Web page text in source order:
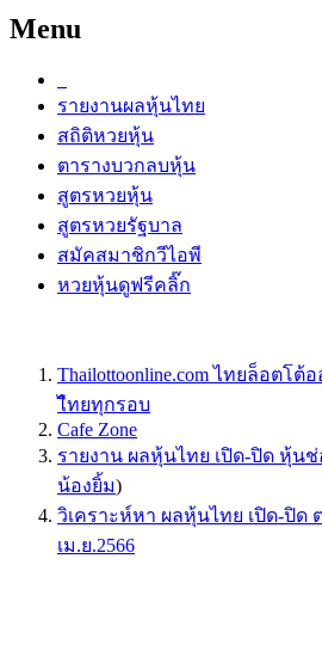
Menu
รายงานผลหุ้นไทย
สถิติหวยหุ้น
ตารางบวกลบหุ้น
สูตรหวยหุ้น
สูตรหวยรัฐบาล
สมัคสมาชิกวีไอพี
หวยหุ้นดูฟรีคลิ๊ก
Thailottoonline.com ไทยล็อตโ
ไืทยทุกรอบ
Cafe Zone
รายงาน ผลหุ้นไทย เปิด-ปิด หุ้นช่
น้องยิ้ม)
วิเคราะห์หา ผลหุ้นไทย เปิด-ปิด
เม.ย.2566